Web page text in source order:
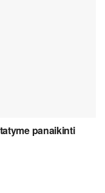
panaikinti